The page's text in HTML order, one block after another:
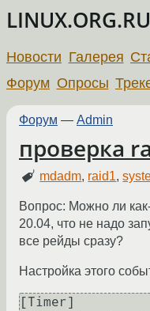
LINUX.ORG.RU
Новости Галерея
Форум Опросы
Форум — Admin
проверка
mdadm, raid1,
Вопрос: Можно ли
20.04, что не надо
все рейды сразу?
Настройка этого
[Timer]